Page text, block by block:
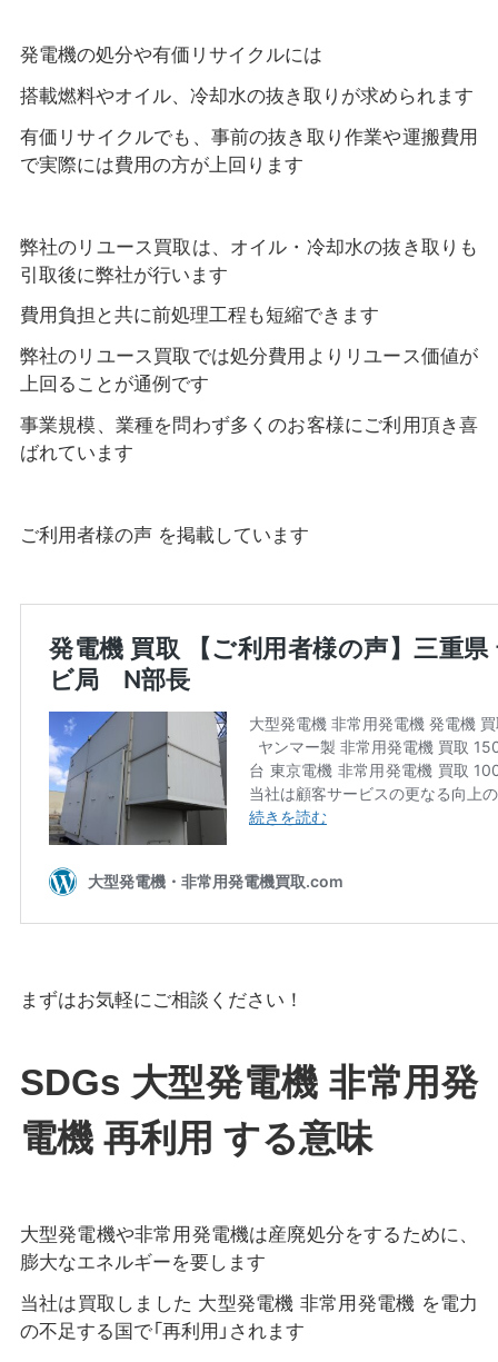
発電機の処分や有価リサイクルには
搭載燃料やオイル、冷却水の抜き取りが求められます
有価リサイクルでも、事前の抜き取り作業や運搬費用
で実際には費用の方が上回ります
弊社のリユース買取は、オイル・冷却水の抜き取りも
引取後に弊社が行います
費用負担と共に前処理工程も短縮できます
弊社のリユース買取では処分費用よりリユース価値が
上回ることが通例です
事業規模、業種を問わず多くのお客様にご利用頂き喜
ばれています
ご利用者様の声 を掲載しています
まずはお気軽にご相談ください！
SDGs 大型発電機 非常用発
電機 再利用 する意味
大型発電機や非常用発電機は産廃処分をするために、
膨大なエネルギーを要します
当社は買取しました 大型発電機 非常用発電機 を電力
の不足する国で「再利用」されます